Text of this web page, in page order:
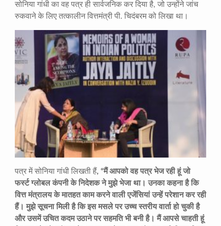
सोनिया गांधी का वह पत्र ही सार्वजनिक कर दिया है, जो उन्होंने जांच
रुकवाने के लिए तत्कालीन वित्तमंत्री पी. चिदंबरम को लिखा था।
पत्र में सोनिया गांधी लिखती हैं, “मैं आपको वह पत्र भेज रही हूं जो
फर्स्ट ग्लोबल कंपनी के निदेशक ने मुझे भेजा था। उनका कहना है कि
वित्त मंत्रालय के मातहत काम करने वाली एजेंसियां उन्हें परेशान कर रही
हैं। मुझे सूचना मिली है कि इस मसले पर उच्च स्तरीय वार्ता हो चुकी है
और उसमें उचित कदम उठाने पर सहमति भी बनी है। मैं आपसे चाहती हूं